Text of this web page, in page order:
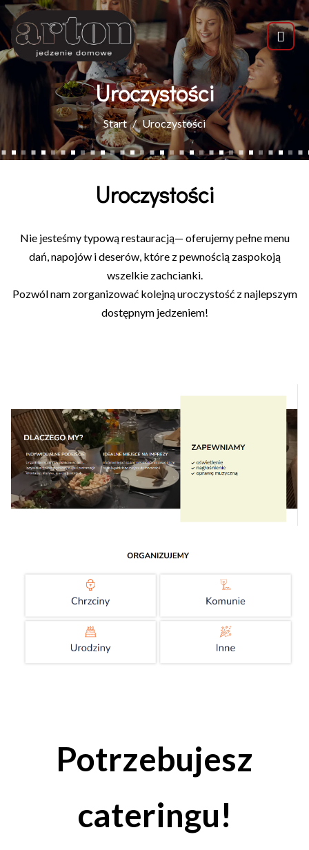
Uroczystości
Start Uroczystości
Uroczystości
Nie jesteśmy typową restauracją— oferujemy pełne menu
dań, napojów i deserów, które z pewnością zaspokoją
wszelkie zachcianki.
Pozwól nam zorganizować kolejną uroczystość z najlepszym
dostępnym jedzeniem!
Potrzebujesz
cateringu!